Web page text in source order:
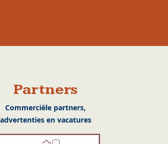
Partners
Commerciële partners,
advertenties en vacatures